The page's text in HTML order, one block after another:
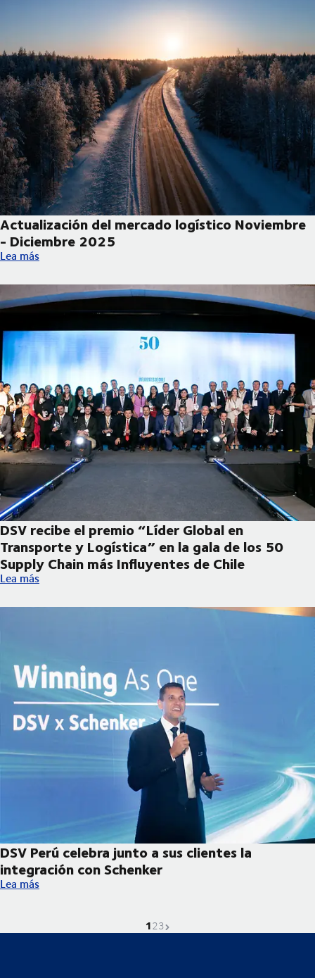
Actualización del mercado logístico Noviembre
- Diciembre 2025
Actualización del mercado logístico Noviembre - Diciembre
Lea más
DSV recibe el premio “Líder Global en
Transporte y Logística” en la gala de los 50
Supply Chain más Influyentes de Chile
DSV recibe el premio “Líder Global en Transporte y Logística”
Lea más
DSV Perú celebra junto a sus clientes la
integración con Schenker
DSV Perú celebra junto a sus clientes la integración con
Lea más
La página actual es
1Ve a la página
2Ve a la página
3Próxima página